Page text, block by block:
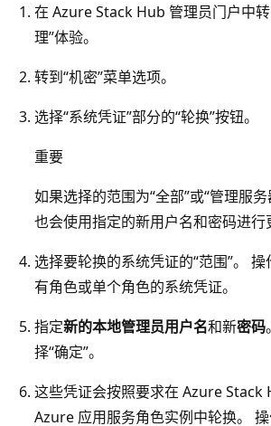
在 Azure Stack Hub 管理员门户中
理”体验。
转到“机密”菜单选项。
选择“系统凭证”部分的“轮换”按钮。
重要
如果选择的范围为“全部”或“管理服务
也会使用指定的新用户名和密码进行
选择要轮换的系统凭证的“范围”。 操
有角色或单个角色的系统凭证。
指定新的本地管理员用户名和新密码
择“确定”。
这些凭证会按照要求在 Azure Stack
Azure 应用服务角色实例中轮换。